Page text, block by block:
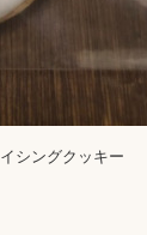
シングクッキー